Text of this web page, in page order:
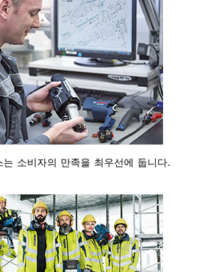
소비자의 만족을 최우선에 둡니다.